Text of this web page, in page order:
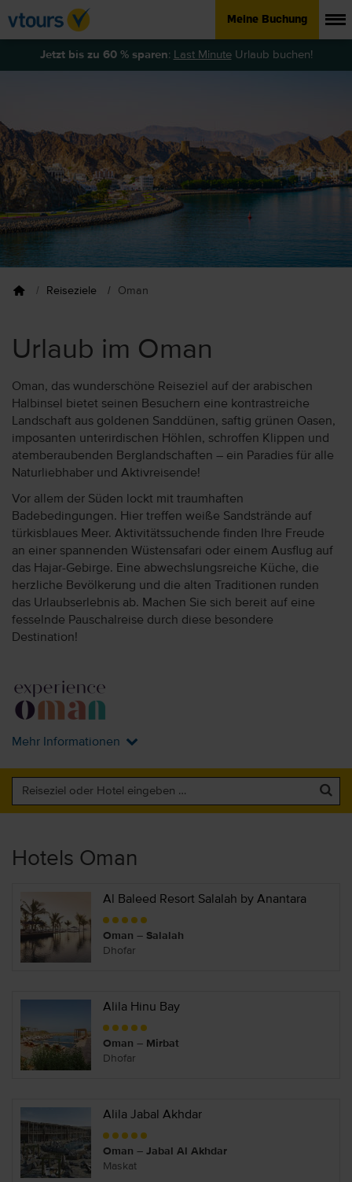
Meine Buchung
Jetzt bis zu 60 % sparen: Last MinuteUrlaub buchen!
Reiseziele Oman
Urlaub im Oman
Oman, das wunderschöne Reiseziel auf der arabischen
Halbinsel bietet seinen Besuchern eine kontrastreiche
Landschaft aus goldenen Sanddünen, saftig grünen Oasen,
imposanten unterirdischen Höhlen, schroffen Klippen und
atemberaubenden Berglandschaften – ein Paradies für alle
Naturliebhaber und Aktivreisende!
Vor allem der Süden lockt mit traumhaften
Badebedingungen. Hier treffen weiße Sandstrände auf
türkisblaues Meer. Aktivitätssuchende finden Ihre Freude
an einer spannenden Wüstensafari oder einem Ausflug auf
das Hajar-Gebirge. Eine abwechslungsreiche Küche, die
herzliche Bevölkerung und die alten Traditionen runden
das Urlaubserlebnis ab. Machen Sie sich bereit auf eine
fesselnde Pauschalreise durch diese besondere
Destination!
Mehr Informationen
Hotels Oman
Al Baleed Resort Salalah by Anantara
Oman – Salalah
Dhofar
Alila Hinu Bay
Oman – Mirbat
Dhofar
Alila Jabal Akhdar
Oman – Jabal Al Akhdar
Maskat